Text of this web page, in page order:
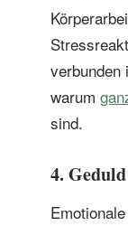
verbunden
warum
sind.
4.